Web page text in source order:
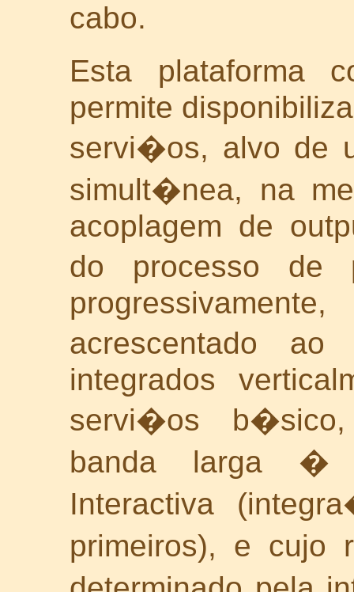
cabo.
Esta plataforma
permite
servi�os, alvo de
simult�nea, na
acoplagem de
do processo de
acrescentado
integrados
servi�os
banda larga �
Interactiva
primeiros), e